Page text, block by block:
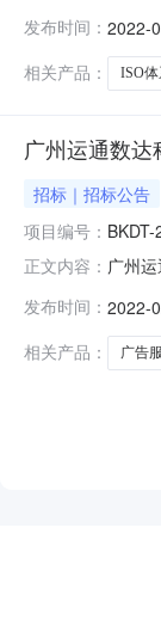
供应
情
发布时间： 2022-
相关产品：
ISO
广州运通数
招标｜招标公告
项目编号：
正文内容： 广州
法人
列情形
发布时间： 2022-
相关产品：
广告